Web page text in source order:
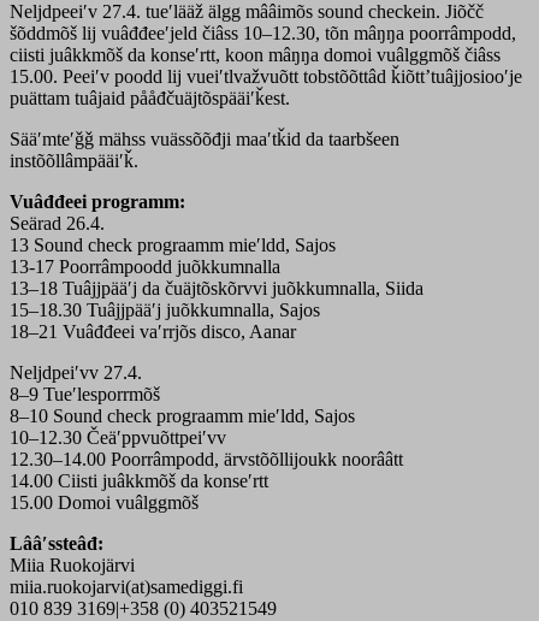
Neljdpeeiʹv 27.4. tueʹlääž älgg mââimõs sound checkein. Jiõčč
šõddmõš lij vuâđđeeʹjeld čiâss 10–12.30, tõn mâŋŋa poorrâmpodd,
ciisti juâkkmõš da konseʹrtt, koon mâŋŋa domoi vuâlggmõš čiâss
15.00. Peeiʹv poodd lij vueiʹtlvažvuõtt tobstõõttâd ǩiõttʼtuâjjosiooʹje
puättam tuâjaid pååđčuäjtõspääiʹǩest.
Sääʹmteʹǧǧ mähss vuässõõđji maaʹtǩid da taarbšeen
instõõllâmpääiʹǩ.
Vuâđđeei programm:
Seärad 26.4.
13 Sound check prograamm mieʹldd, Sajos
13-17 Poorrâmpoodd juõkkumnalla
13–18 Tuâjjpääʹj da čuäjtõskõrvvi juõkkumnalla, Siida
15–18.30 Tuâjjpääʹj juõkkumnalla, Sajos
18–21 Vuâđđeei vaʹrrjõs disco, Aanar
Neljdpeiʹvv 27.4.
8–9 Tueʹlesporrmõš
8–10 Sound check prograamm mieʹldd, Sajos
10–12.30 Čeäʹppvuõttpeiʹvv
12.30–14.00 Poorrâmpodd, ärvstõõllijoukk noorââtt
14.00 Ciisti juâkkmõš da konseʹrtt
15.00 Domoi vuâlggmõš
Lââʹssteâđ:
Miia Ruokojärvi
miia.ruokojarvi(at)samediggi.fi
010 839 3169|+358 (0) 403521549